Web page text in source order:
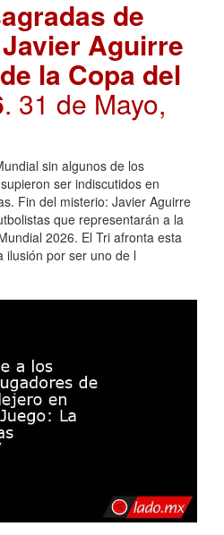
de
Aguirre
la Copa del
. 31 de Mayo,
sin algunos de los
ser indiscutidos en
Fin del misterio: Javier Aguirre
que representarán a la
2026. El Tri afronta esta
ilusión por ser uno de l